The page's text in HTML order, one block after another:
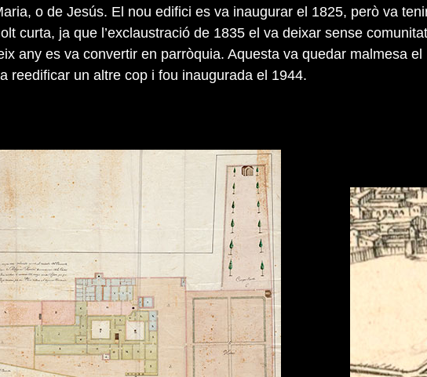
o de Jesús. El nou edifici es va inaugurar el 1825, però va
curta, ja que l’exclaustració de 1835 el va deixar sense
any es va convertir en parròquia. Aquesta va quedar malmesa el
reedificar un altre cop i fou inaugurada el 1944.